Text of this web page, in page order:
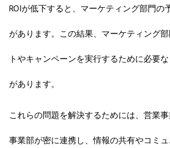
ROIが低下すると、マーケティング部門の
があります。この結果、マーケティング
トやキャンペーンを実行するために必要
があります。
これらの問題を解決するためには、 営業
事業部が密に連携し、情報の共有やコミ